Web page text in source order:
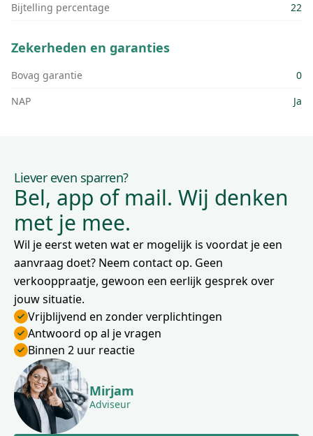
Bijtelling percentage
22
Zekerheden en garanties
Bovag garantie
0
NAP
Ja
Liever even sparren?
Bel, app of mail. Wij denken
met je mee.
Wil je eerst weten wat er mogelijk is voordat je een
aanvraag doet? Neem contact op. Geen
verkooppraatje, gewoon een eerlijk gesprek over
jouw situatie.
Vrijblijvend en zonder verplichtingen
Antwoord op al je vragen
Binnen 2 uur reactie
Mirjam
Adviseur